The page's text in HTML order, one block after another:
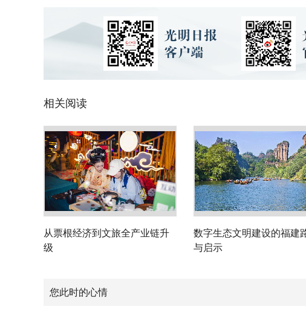
相关阅读
从票根经济到文旅全产业链升
级
数字生态文明建设的福建
与启示
您此时的心情